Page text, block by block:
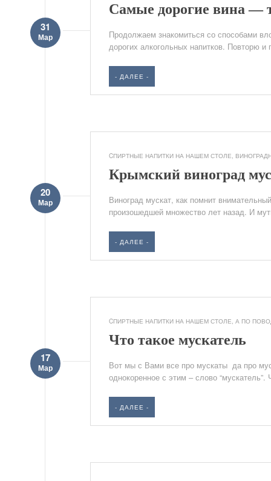
Самые дорогие вина —
31
Мар
Продолжаем знакомиться со способами
дорогих алкогольных напитков. Повторю
- ДАЛЕЕ -
CПИРТНЫЕ НАПИТКИ НА НАШЕМ СТОЛЕ
Крымский виноград
20
Мар
Виноград мускат, как помнит
произошедшей множество лет назад. И
- ДАЛЕЕ -
CПИРТНЫЕ НАПИТКИ НА НАШЕМ СТОЛЕ А ПО
Что такое мускатель
17
Мар
Вот мы с Вами все про мускаты да про
однокоренное с этим – слово
- ДАЛЕЕ -